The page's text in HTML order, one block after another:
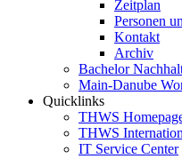
Zeitplan
Personen
Kontakt
Archiv
Bachelor
Main-Danube
Quicklinks
THWS
THWS
IT Service Center